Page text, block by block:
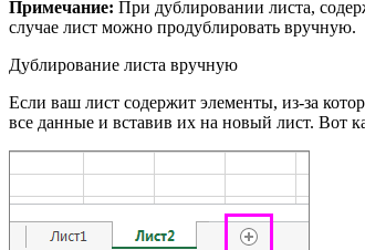
Примечание: При дублировании листа,
случае лист можно продублировать вручную.
Дублирование листа вручную
Если ваш лист содержит элементы, из-за
все данные и вставив их на новый лист. Вот